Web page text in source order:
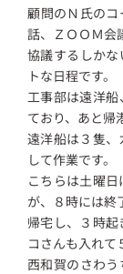
顧問のＮ氏の
話、ＺＯＯＭ会
協議するしか
トな日程です。
工事部は遠洋
ており、あと帰
遠洋船は３隻
して作業です。
こちらは土曜
が、８時には終
帰宅し、３時
コさんも入れて
西和賀のさわう